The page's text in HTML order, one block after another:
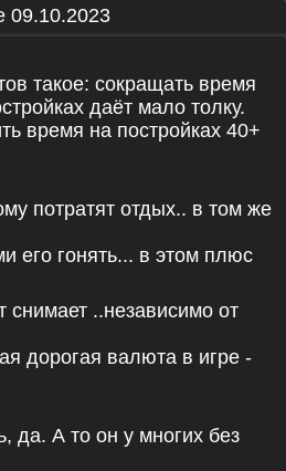
09.10.2023
такое: сокращать время
даёт мало толку.
время на постройках 40+
потратят отдых.. в том же
его гонять... в этом плюс
снимает ..независимо от
дорогая валюта в игре -
да. А то он у многих без